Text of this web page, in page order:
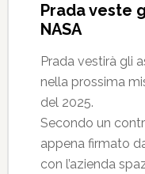
Prada veste
NASA
Prada vestirà gli
nella prossima
del 2025.
Secondo un
appena firmato
con l’azienda